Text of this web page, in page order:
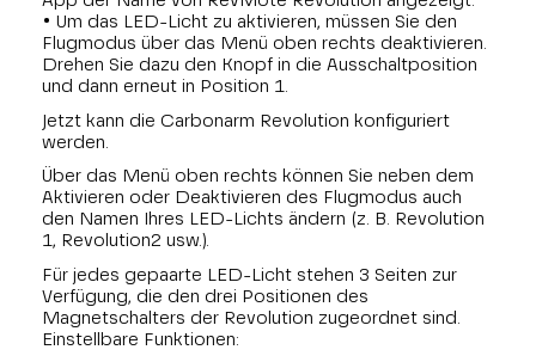
• Um das LED-Licht zu aktivieren, müssen Sie den
Flugmodus über das Menü oben rechts deaktivieren.
Drehen Sie dazu den Knopf in die Ausschaltposition
und dann erneut in Position 1.
Jetzt kann die Carbonarm Revolution konfiguriert
werden.
Über das Menü oben rechts können Sie neben dem
Aktivieren oder Deaktivieren des Flugmodus auch
den Namen Ihres LED-Lichts ändern (z. B. Revolution
1, Revolution2 usw.).
Für jedes gepaarte LED-Licht stehen 3 Seiten zur
Verfügung, die den drei Positionen des
Magnetschalters der Revolution zugeordnet sind.
Einstellbare Funktionen: